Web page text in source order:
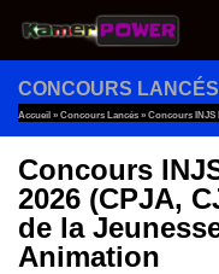
Au dessous du
CONCOURS LANCÉS
Accueil » Concours Lancés » Concours INJS
Et Des Sports Animation
Concours
2026 (CPJA,
de la
Animation